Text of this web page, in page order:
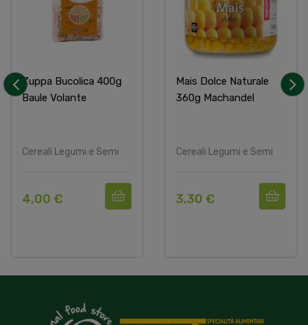
Zuppa Bucolica 400g
Baule Volante
Cereali Legumi e Semi
4,00 €
Mais Dolce Naturale
360g Machandel
Cereali Legumi e Semi
3,30 €